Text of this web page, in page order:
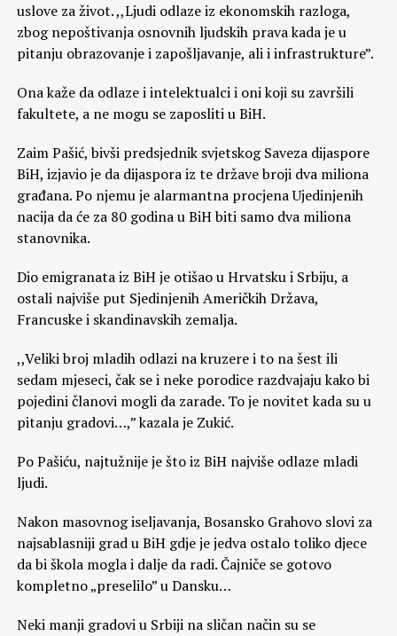
uslove za život. ,,Ljudi odlaze iz ekonomskih razloga,
zbog nepoštivanja osnovnih ljudskih prava kada je u
pitanju obrazovanje i zapošljavanje, ali i infrastrukture”.
Ona kaže da odlaze i intelektualci i oni koji su završili
fakultete, a ne mogu se zaposliti u BiH.
Zaim Pašić, bivši predsjednik svjetskog Saveza dijaspore
BiH, izjavio je da dijaspora iz te države broji dva miliona
građana. Po njemu je alarmantna procjena Ujedinjenih
nacija da će za 80 godina u BiH biti samo dva miliona
stanovnika.
Dio emigranata iz BiH je otišao u Hrvatsku i Srbiju, a
ostali najviše put Sjedinjenih Američkih Država,
Francuske i skandinavskih zemalja.
,,Veliki broj mladih odlazi na kruzere i to na šest ili
sedam mjeseci, čak se i neke porodice razdvajaju kako bi
pojedini članovi mogli da zarade. To je novitet kada su u
pitanju gradovi…,” kazala je Zukić.
Po Pašiću, najtužnije je što iz BiH najviše odlaze mladi
ljudi.
Nakon masovnog iseljavanja, Bosansko Grahovo slovi za
najsablasniji grad u BiH gdje je jedva ostalo toliko djece
da bi škola mogla i dalje da radi. Čajniče se gotovo
kompletno „preselilo” u Dansku…
Neki manji gradovi u Srbiji na sličan način su se